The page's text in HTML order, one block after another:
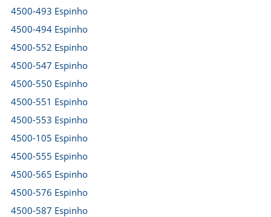
4500-493 Espinho
4500-494 Espinho
4500-552 Espinho
4500-547 Espinho
4500-550 Espinho
4500-551 Espinho
4500-553 Espinho
4500-105 Espinho
4500-555 Espinho
4500-565 Espinho
4500-576 Espinho
4500-587 Espinho